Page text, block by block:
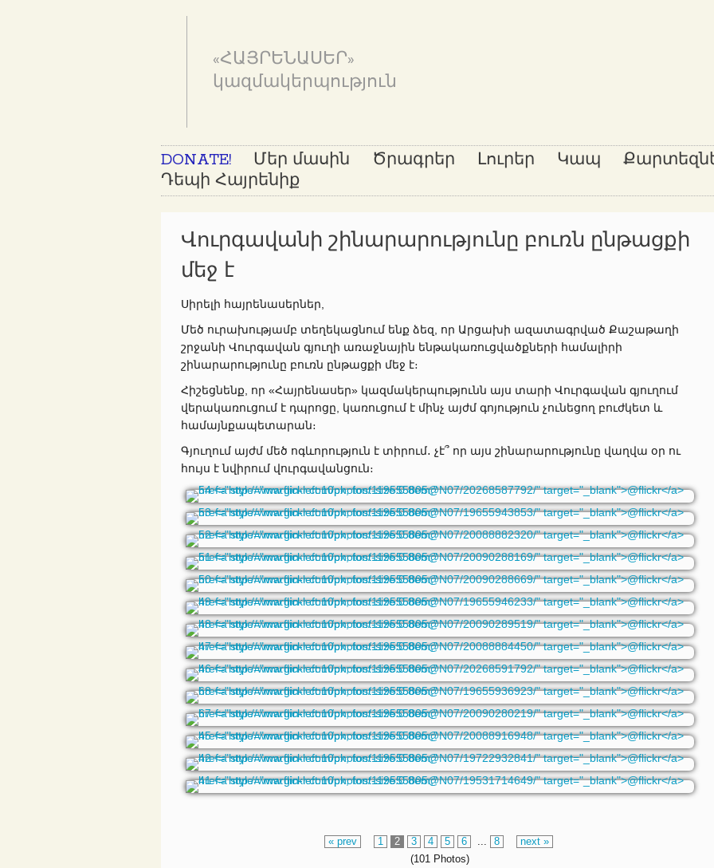
«ՀԱՅՐԵՆԱՍԵՐ»
կազմակերպություն
DONATE! Մեր մասին Ծրագրեր Լուրեր Կապ
Դեպի Հայրենիք
Վուրգավանի շինարարությունը բուռն ընթացքի
մեջ է
Սիրելի հայրենասերներ,
Մեծ ուրախությամբ տեղեկացնում ենք ձեզ, որ Արցախի ազատագրված Քաշաթաղի
շրջանի Վուրգավան գյուղի առաջնային ենթակառուցվածքների համալիրի
շինարարությունը բուռն ընթացքի մեջ է։
Հիշեցնենք, որ «Հայրենասեր» կազմակերպությունն այս տարի Վուրգավան գյուղում
վերակառուցում է դպրոցը, կառուցում է մինչ այժմ գոյություն չունեցող բուժկետ և
համայնքապետարան։
Գյուղում այժմ մեծ ոգևորություն է տիրում․ չէ՞ որ այս շինարարությունը վաղվա օր ու
հույս է նվիրում վուրգավանցուն։
« prev 1 2 3 4 5 6 ... 8
next »
(101 Photos)